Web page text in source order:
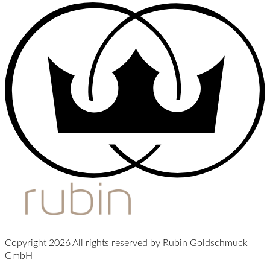
Copyright 2026 All rights reserved by Rubin Goldschmuck
GmbH